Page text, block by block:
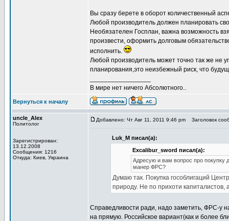
Вы сразу берете в оборот количественный
Любой производитель должен планировать
Необязателен Госплан, важна возможность
произвести, оформить долговым
исполнить.
Любой производитель может точно так же не
планирования,это неизбежный риск, что
В мире нет ничего Абсолютного..
Вернуться к началу
uncle_Alex
Политолог
Зарегистрирован:
13.12.2008
Сообщения: 1216
Откуда: Киев, Украина
Добавлено: Чт Авг 11, 2011 9:46 pm Заголовок
Luk_M писал(а):
Excalibur_sword писал(а):
Адресую и вам вопрос про покупку
манер ФРС?
Думаю так. Покупка гособлигаций
природу. Не по прихоти капиталистов,
Справедливости ради, надо заметить, ФРС-у
на прямую. Российское вариант(как и более